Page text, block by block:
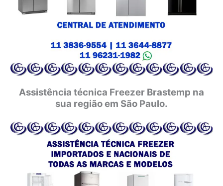
Assistência técnica Freezer Brastemp na
sua região em São Paulo.